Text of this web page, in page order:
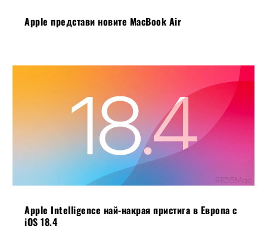
Apple представи новите MacBook Air
Apple Intelligence най-накрая пристига в Европа с
iOS 18.4